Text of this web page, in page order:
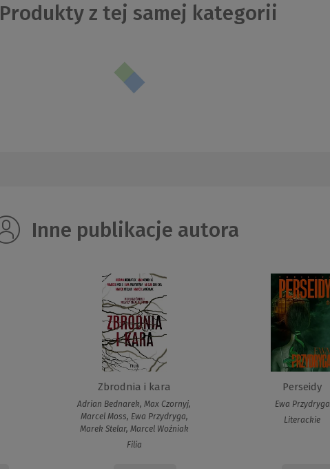
Produkty z tej samej kategorii
Inne publikacje autora
Zbrodnia i kara
Adrian Bednarek, Max Czornyj,
Marcel Moss, Ewa Przydryga,
Marek Stelar, Marcel Woźniak
Filia
Perseidy
Ewa Przydryga
Literackie